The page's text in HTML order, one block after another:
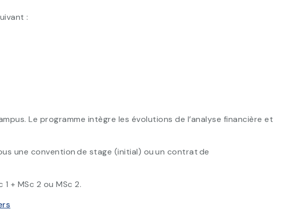
:
Le programme intègre les évolutions de l’analyse financière et
une convention de stage (initial) ou un contrat de
+ MSc 2 ou MSc 2.